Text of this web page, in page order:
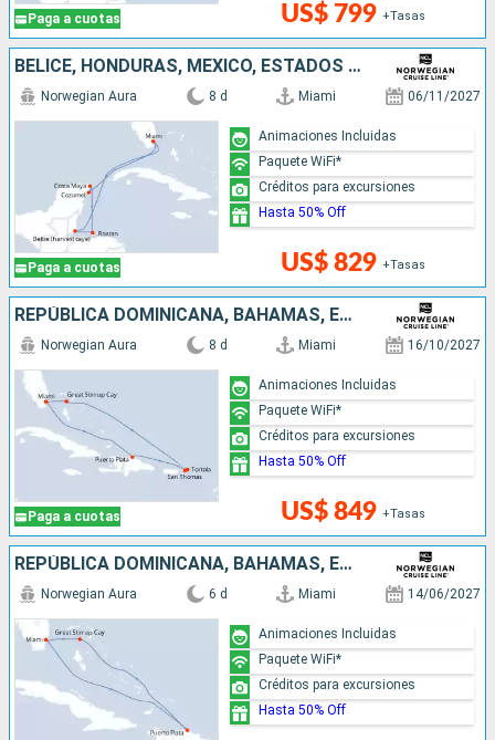
Paga a cuotas US$ 799 +Tasas
BELICE, HONDURAS, MÉXICO, ESTADOS UNIDOS
Paga a cuotas
Norwegian Aura 8 d Miami 06/11/2027
US$ 829 +Tasas
Animaciones Incluidas
Paquete WiFi*
Créditos para excursiones
Hasta 50% Off
REPÚBLICA DOMINICANA, BAHAMAS, ESTADOS UNIDOS
Paga a cuotas
Norwegian Aura 8 d Miami 16/10/2027
US$ 849 +Tasas
Animaciones Incluidas
Paquete WiFi*
Créditos para excursiones
Hasta 50% Off
REPÚBLICA DOMINICANA, BAHAMAS, ESTADOS UNIDOS
Norwegian Aura 6 d Miami 14/06/2027
Animaciones Incluidas
Paquete WiFi*
Créditos para excursiones
Hasta 50% Off